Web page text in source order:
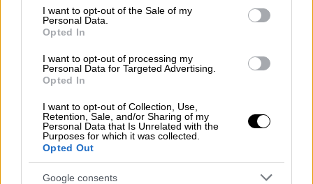
consent section.
I want to opt-out of the Sale of my
Personal Data.
Opted In
I want to opt-out of processing my
Personal Data for Targeted Advertising.
Opted In
I want to opt-out of Collection, Use,
Retention, Sale, and/or Sharing of my
Personal Data that Is Unrelated with the
Purposes for which it was collected.
Opted Out
Google consents
υιοθετημένο αδελφό του, Μεσάλα,
αξιωματικό του ρωμαϊκού στρατού. Σύντομα,
χάνει τον τίτλο του, τη γυναίκα του και όλα
τα υπάρχοντά του για να καταλήξει σκλάβος
στα πλοία. Αναζητώντας όλα αυτά τα χρόνια
τη λύτρωση, αποφασίζει τελικά να
επιστρέφει στην πατρίδα του για να πάρει
εκδίκηση.
Σκηνοθεσία: Τιμούρ Μπεκμαμπέτοβ